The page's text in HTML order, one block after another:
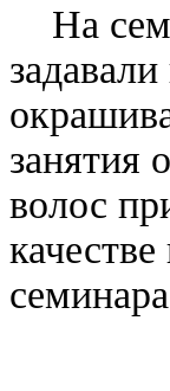
На
занятия
волос